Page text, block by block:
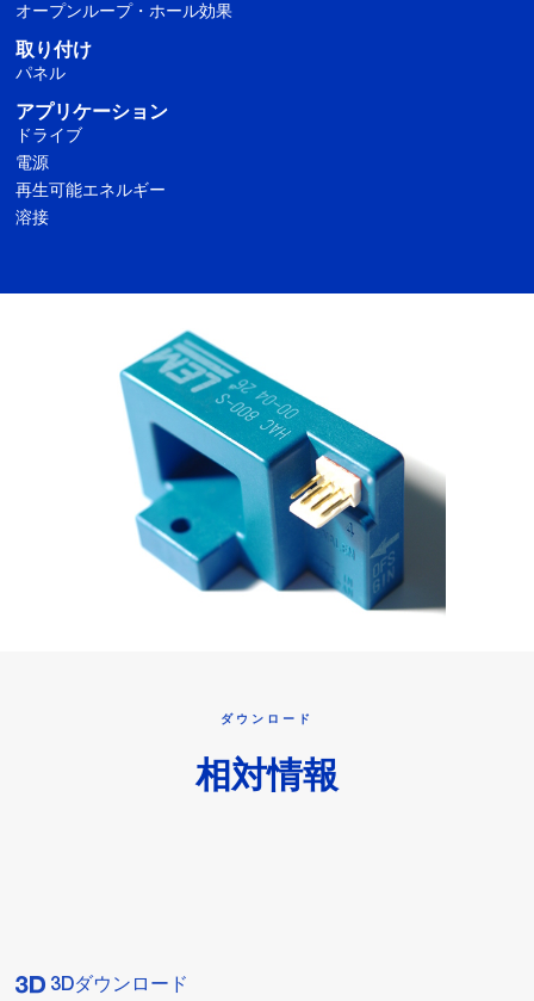
オープンループ・ホール効果
取り付け
パネル
アプリケーション
ドライブ
電源
再生可能エネルギー
溶接
ダウンロード
相対情報
3Dダウンロード